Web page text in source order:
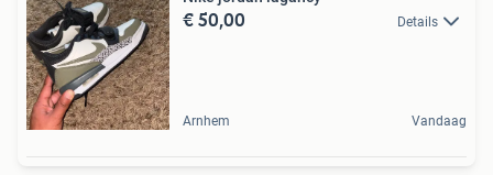
€ 50,00 Details
Arnhem Vandaag